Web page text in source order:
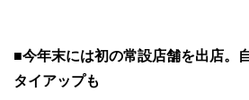
■今年末には初の常設店舗を出店。
タイアップも